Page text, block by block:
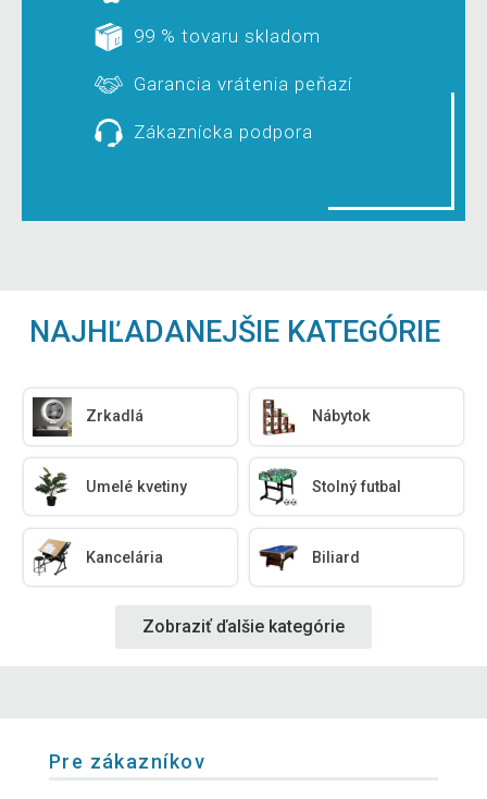
99 % tovaru skladom
Garancia vrátenia peňazí
Zákaznícka podpora
NAJHĽADANEJŠIE KATEGÓRIE
Zrkadlá Nábytok
Umelé kvetiny Stolný futbal
Kancelária Biliard
Zobraziť ďalšie kategórie
Pre zákazníkov